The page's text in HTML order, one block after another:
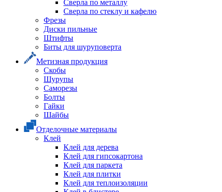
Сверла по металлу
Сверла по стеклу и кафелю
Фрезы
Диски пильные
Штифты
Биты для шуруповерта
Метизная продукция
Скобы
Шурупы
Саморезы
Болты
Гайки
Шайбы
Отделочные материалы
Клей
Клей для дерева
Клей для гипсокартона
Клей для паркета
Клей для плитки
Клей для теплоизоляции